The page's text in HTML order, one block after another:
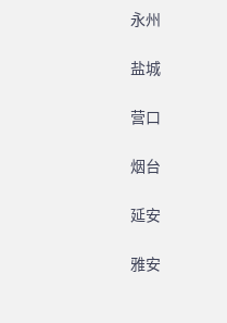
永州
盐城
营口
烟台
延安
雅安